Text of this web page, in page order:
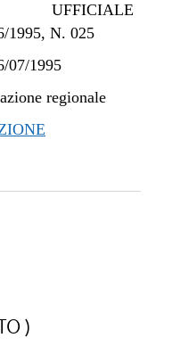
UFFICIALE
1995, N. 025
07/1995
regionale
)